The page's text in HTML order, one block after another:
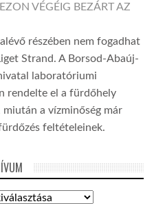
VÉGÉIG BEZÁRT AZ
részében nem fogadhat
Strand. A Borsod-Abaúj-
laboratóriumi
rendelte el a fürdőhely
a vízminőség már
feltételeinek.